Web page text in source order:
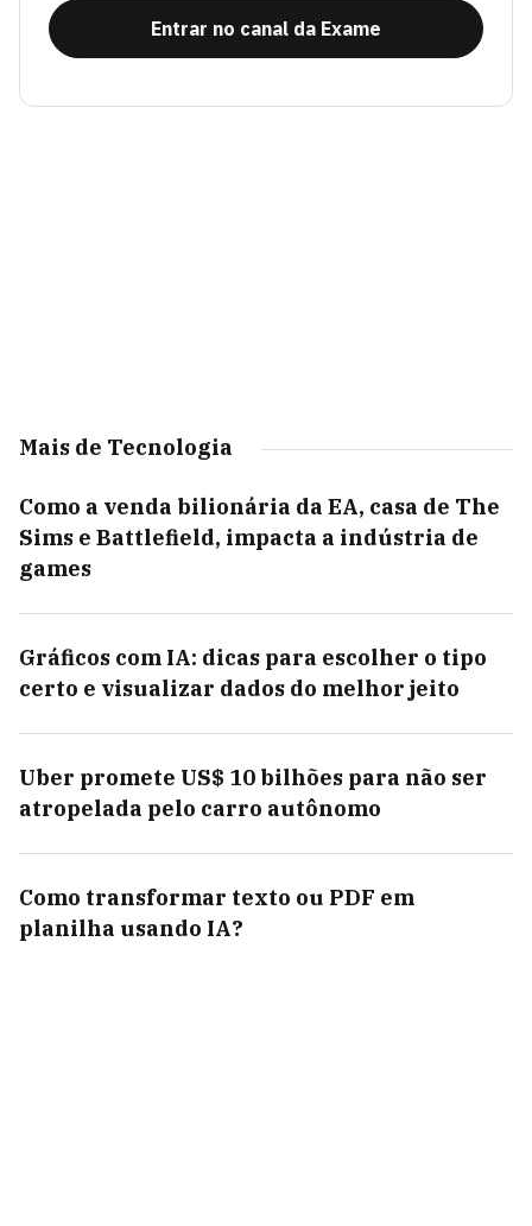
Entrar no canal da Exame
Mais de Tecnologia
Como a venda bilionária da EA, casa de The
Sims e Battlefield, impacta a indústria de
games
Gráficos com IA: dicas para escolher o tipo
certo e visualizar dados do melhor jeito
Uber promete US$ 10 bilhões para não ser
atropelada pelo carro autônomo
Como transformar texto ou PDF em
planilha usando IA?